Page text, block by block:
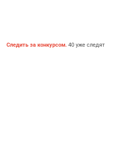
Следить за конкурсом. 40 уже следят